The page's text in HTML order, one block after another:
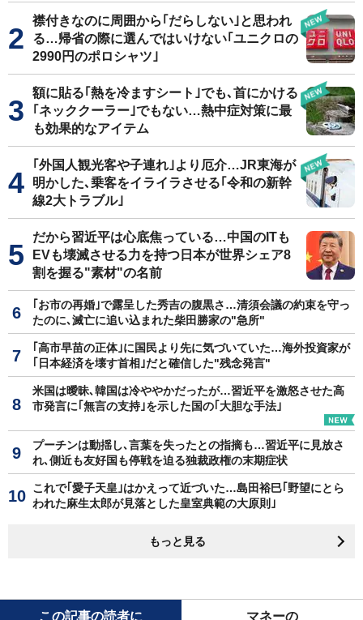
襟付きなのに周囲から｢だらしない｣と思われ
る…帰省の際に選んではいけない｢ユニクロの
2990円のポロシャツ｣
額に貼る｢熱を冷ますシート｣でも､首にかける
｢ネッククーラー｣でもない…熱中症対策に最
も効果的なアイテム
｢外国人観光客や子連れ｣より厄介…JR東海が
明かした､乗客をイライラさせる｢令和の新幹
線2大トラブル｣
だから習近平は心底焦っている…中国のITも
EVも壊滅させる力を持つ日本が世界シェア8
割を握る"素材"の名前
｢お市の再婚｣で露呈した秀吉の腹黒さ…清須会議の約束を守っ
たのに､滅亡に追い込まれた柴田勝家の"急所"
｢高市早苗の正体｣に国民より先に気づいていた…海外投資家が
｢日本経済を壊す首相｣だと確信した"残念発言"
米国は曖昧､韓国は冷ややかだったが…習近平を激怒させた高
市発言に｢無言の支持｣を示した国の｢大胆な手法｣
プーチンは動揺し､言葉を失ったとの指摘も…習近平に見放さ
れ､側近も友好国も停戦を迫る独裁政権の末期症状
これで｢愛子天皇｣はかえって近づいた…島田裕巳｢野望にとら
われた麻生太郎が見落とした皇室典範の大原則｣
もっと見る
この記事の読者に マネーの